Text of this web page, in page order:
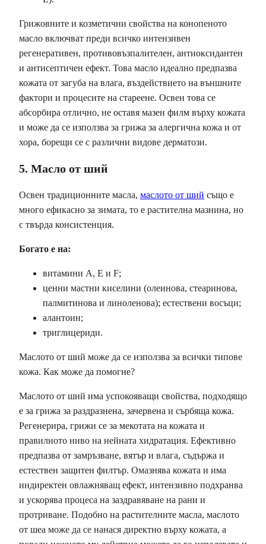
Грижовните и козметични свойства на конопеното
масло включват преди всичко интензивен
регенеративен, противовъзпалителен, антиоксидантен
и антисептичен ефект. Това масло идеално предпазва
кожата от загуба на влага, въздействието на външните
фактори и процесите на стареене. Освен това се
абсорбира отлично, не оставя мазен филм върху кожата
и може да се използва за грижа за алергична кожа и от
хора, борещи се с различни видове дерматози.
5. Масло от ший
Освен традиционните масла, маслото от ший също е
много ефикасно за зимата, то е растителна мазнина, но
с твърда консистенция.
Богато е на:
витамини A, E и F;
ценни мастни киселини (олеинова, стеаринова,
палмитинова и линоленова); естествени восъци;
алантоин;
триглицериди.
Маслото от ший може да се използва за всички типове
кожа. Как може да помогне?
Маслото от ший има успокояващи свойства, подходящо
е за грижа за раздразнена, зачервена и сърбяща кожа.
Регенерира, грижи се за мекотата на кожата и
правилното ниво на нейната хидратация. Ефективно
предпазва от замръзване, вятър и влага, съдържа и
естествен защитен филтър. Омазнява кожата и има
индиректен овлажняващ ефект, интензивно подхранва
и ускорява процеса на заздравяване на рани и
протриване. Подобно на растителните масла, маслото
от шеа може да се нанася директно върху кожата, а